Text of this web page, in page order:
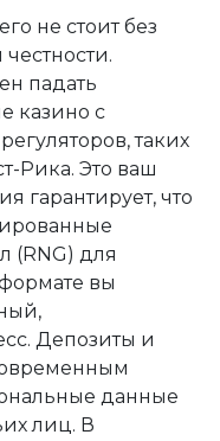
не стоит без
падать
казино с
таких
Рика. Это ваш
гарантирует, что
(RNG) для
вы
Депозиты и
данные
лиц. В